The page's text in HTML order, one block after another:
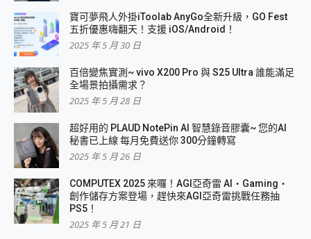
寶可夢飛人外掛iToolab AnyGo全新升級，GO Fest
五折優惠嗨翻天！支援 iOS/Android！
2025 年 5 月 30 日
百倍變焦實測~ vivo X200 Pro 與 S25 Ultra 誰能滿足
全場景拍攝需求？
2025 年 5 月 28 日
超好用的 PLAUD NotePin AI 智慧錄音膠囊~ 您的AI
秘書已上線 每月免費送你 300分鐘轉寫
2025 年 5 月 26 日
COMPUTEX 2025 來囉！AGI亞奇雷 AI・Gaming・
創作儲存方案登場，趕快來AGI亞奇雷挑戰任務抽
PS5！
2025 年 5 月 21 日